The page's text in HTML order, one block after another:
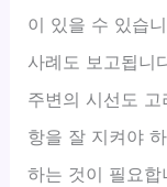
이 있을 수 있습
사례도 보고됩니
주변의 시선도
항을 잘 지켜야
하는 것이 필요